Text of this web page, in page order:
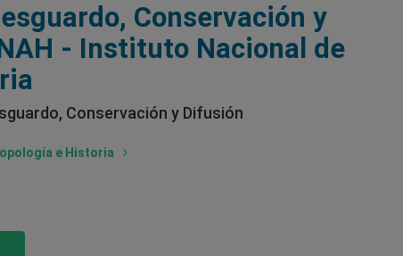
Conservación y
- Instituto Nacional de
Conservación y Difusión
e Historia